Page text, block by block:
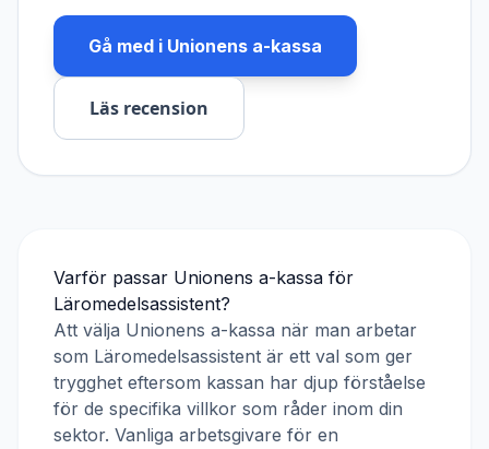
Gå med i Unionens a-kassa
Läs recension
Varför passar Unionens a-kassa för
Läromedelsassistent?
Att välja Unionens a-kassa när man arbetar
som Läromedelsassistent är ett val som ger
trygghet eftersom kassan har djup förståelse
för de specifika villkor som råder inom din
sektor. Vanliga arbetsgivare för en